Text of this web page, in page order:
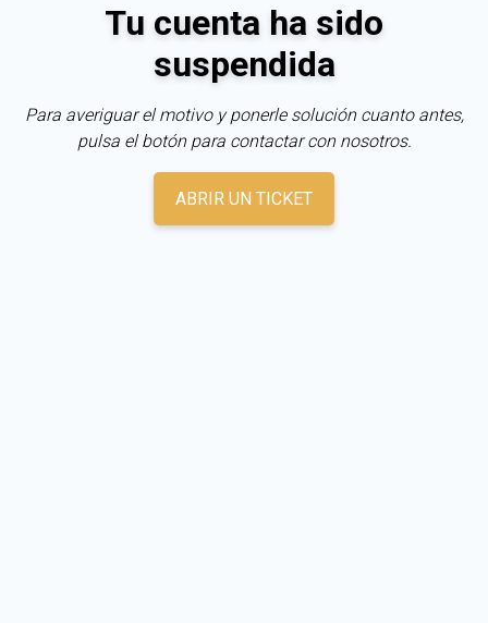
Tu cuenta ha sido
suspendida
Para averiguar el motivo y ponerle solución cuanto antes,
pulsa el botón para contactar con nosotros.
ABRIR UN TICKET